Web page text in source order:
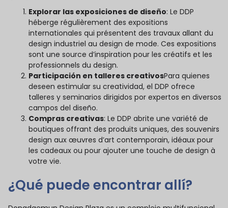
Explorar las exposiciones de diseño: Le DDP
héberge régulièrement des expositions
internationales qui présentent des travaux allant du
design industriel au design de mode. Ces expositions
sont une source d’inspiration pour les créatifs et les
professionnels du design.
Participación en talleres creativosPara quienes
deseen estimular su creatividad, el DDP ofrece
talleres y seminarios dirigidos por expertos en diversos
campos del diseño.
Compras creativas: Le DDP abrite une variété de
boutiques offrant des produits uniques, des souvenirs
design aux œuvres d’art contemporain, idéaux pour
les cadeaux ou pour ajouter une touche de design à
votre vie.
¿Qué puede encontrar allí?